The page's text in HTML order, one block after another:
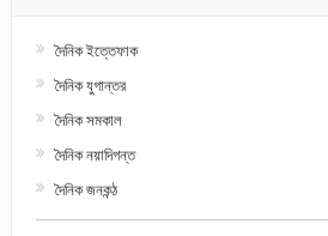
দৈনিক ইত্তেফাক
দৈনিক যুগান্তর
দৈনিক সমকাল
দৈনিক নয়াদিগন্ত
দৈনিক জনকন্ঠ